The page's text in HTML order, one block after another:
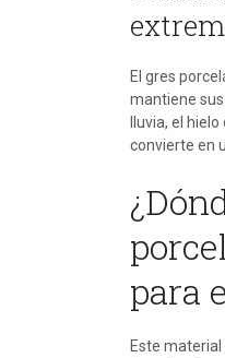
El gres
mantiene
lluvia, el
convierte en
para
Este